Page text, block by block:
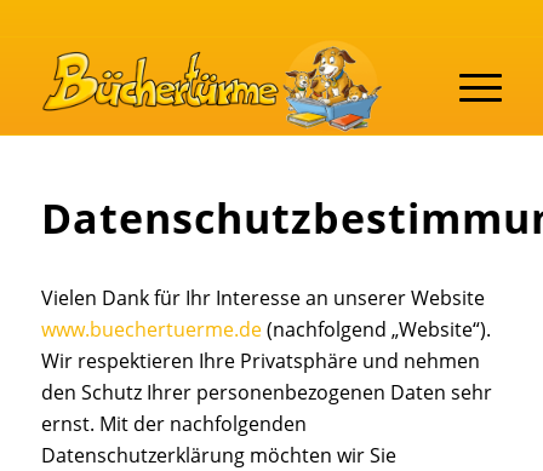
Vielen Dank für Ihr Interesse an unserer Website
www.buechertuerme.de(nachfolgend „Website“).
Wir respektieren Ihre Privatsphäre und nehmen
den Schutz Ihrer personenbezogenen Daten sehr
ernst. Mit der nachfolgenden
Datenschutzerklärung möchten wir Sie